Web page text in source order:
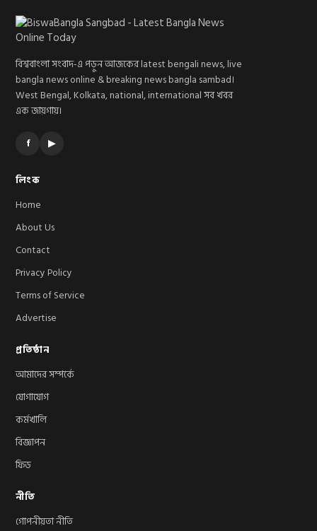
বিশ্ববাংলা সংবাদ-এ পড়ুন আজকের latest bengali news, live
bangla news online & breaking news bangla sambad।
West Bengal, Kolkata, national, international সব খবর
এক জায়গায়।
f ▶
লিংক
Home
About Us
Contact
Privacy Policy
Terms of Service
Advertise
প্রতিষ্ঠান
আমাদের সম্পর্কে
যোগাযোগ
কর্মখালি
বিজ্ঞাপন
ফিড
নীতি
গোপনীয়তা নীতি